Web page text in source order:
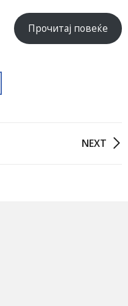
Прочитај повеќе
NEXT